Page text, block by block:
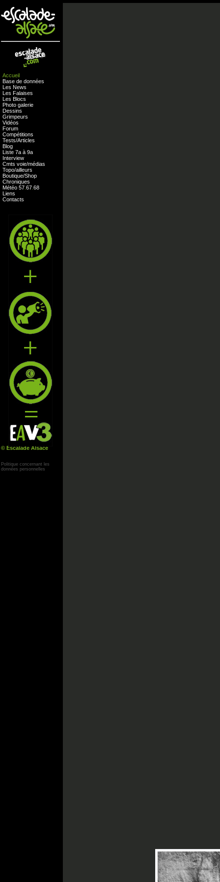
Accueil
Base de données
Les News
Les Falaises
Les Blocs
Photo galerie
Dessins
Grimpeurs
Vidéos
Forum
Compétitions
Tests/Articles
Blog
Liste 7a à 9a
Interview
Cmts voie/médias
Topo/ailleurs
Boutique/Shop
Chroniques
Météo 57 67 68
Liens
Contacts
© Escalade Alsace
Politique concernant les
données personnelles